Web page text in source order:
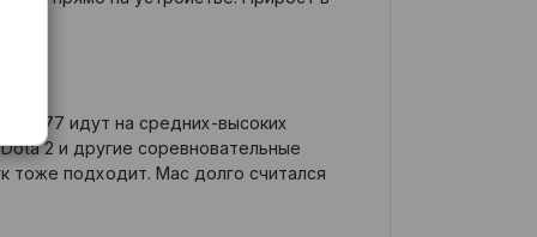
2077 идут на средних-высоких
2 и другие соревновательные
тоже подходит. Mac долго считался